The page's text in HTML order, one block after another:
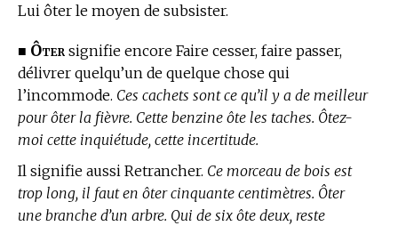
Lui ôter le moyen de subsister.
■ Ôter signifie encore Faire cesser, faire passer,
délivrer quelqu’un de quelque chose qui
l’incommode. Ces cachets sont ce qu’il y a de meilleur
pour ôter la fièvre. Cette benzine ôte les taches. Ôtez-
moi cette inquiétude, cette incertitude.
Il signifie aussi Retrancher. Ce morceau de bois est
trop long, il faut en ôter cinquante centimètres. Ôter
une branche d’un arbre. Qui de six ôte deux, reste